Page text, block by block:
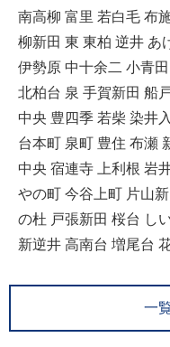
南高柳 富里 若白毛 布
柳新田 東 東柏 逆井 あ
伊勢原 中十余二 小青
北柏台 泉 手賀新田 船
中央 豊四季 若柴 染井
台本町 泉町 豊住 布瀬
中央 宿連寺 上利根 岩
やの町 今谷上町 片山
の杜 戸張新田 桜台 し
新逆井 高南台 増尾台
一